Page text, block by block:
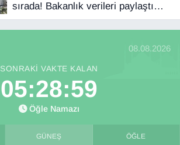
sırada! Bakanlık verileri paylaştı…
08.08.2026
SONRAKI VAKTE KALAN
05:28:58
Öğle Namazı
GÜNEŞ ÖĞLE